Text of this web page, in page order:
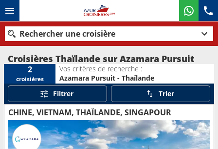
Rechercher une croisière
Nos destinations
Mois de départ
Ports Compagnies
Croisières Thaïlande sur Azamara Pursuit
2
croisières
Vos critères de recherche :
Azamara Pursuit - Thaïlande
Filtrer
Trier
CHINE, VIETNAM, THAÏLANDE, SINGAPOUR